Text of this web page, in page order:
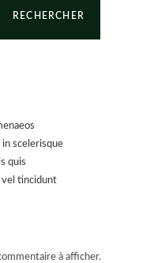
RECHERCHER
in scelerisque
quis
vel tincidunt
à afficher.